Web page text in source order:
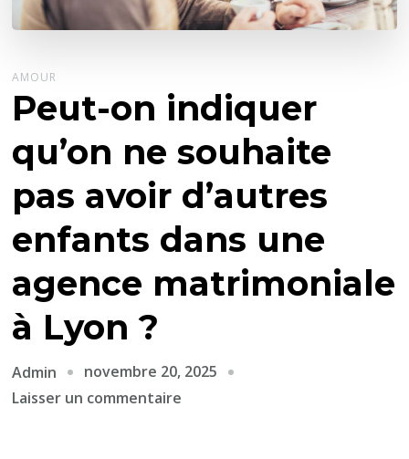
AMOUR
Peut-on indiquer
qu’on ne souhaite
pas avoir d’autres
enfants dans une
agence matrimoniale
à Lyon ?
Admin
novembre 20, 2025
Laisser un commentaire